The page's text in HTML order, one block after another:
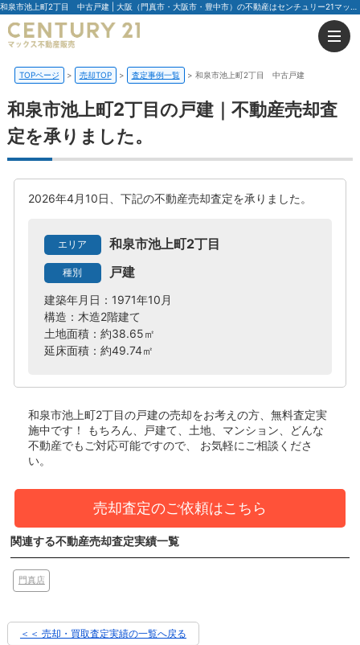
和泉市池上町2丁目 中古戸建 | 大阪（門真市・大阪市・豊中市）の不動産はセンチュリー21マックス不動産販売
TOPページ 売却TOP 査定事例一覧 和泉市池上町2丁目 中古戸建
和泉市池上町2丁目の戸建｜不動産売却査
定を承りました。
2026年4月10日、下記の不動産売却査定を承りました。
エリア 和泉市池上町2丁目
種別 戸建
建築年月日：1971年10月
構造：木造2階建て
土地面積：約38.65㎡
延床面積：約49.74㎡
和泉市池上町2丁目の戸建の売却をお考えの方、無料査定実
施中です！
もちろん、戸建て、土地、マンション、どんな
不動産でもご対応可能ですので、 お気軽にご相談くださ
い。
売却査定のご依頼はこちら
関連する不動産売却査定実績一覧
門真店
＜＜ 売却・買取査定実績の一覧へ戻る